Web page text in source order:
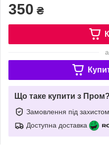
350 ₴
Що таке купити з Пром?
Замовлення під захистом
Доступна доставка